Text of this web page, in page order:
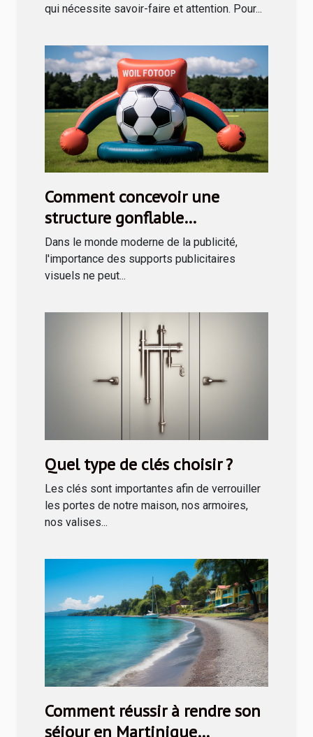
qui nécessite savoir-faire et attention. Pour...
Comment concevoir une
structure gonflable
publicitaire efficace
Dans le monde moderne de la publicité,
l'importance des supports publicitaires
visuels ne peut...
Quel type de clés choisir ?
Les clés sont importantes afin de verrouiller
les portes de notre maison, nos armoires,
nos valises...
Comment réussir à rendre son
séjour en Martinique